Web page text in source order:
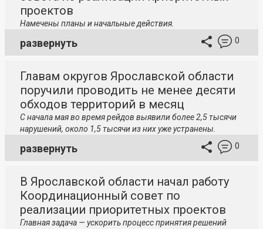
проектов
Намечены планы и начальные действия.
развернуть 0
Главам округов Ярославской области
поручили проводить не менее десяти
обходов территорий в месяц
С начала мая во время рейдов выявили более 2,5 тысячи
нарушений, около 1,5 тысячи из них уже устранены.
развернуть 0
В Ярославской области начал работу
Координационный совет по
реализации приоритетных проектов
Главная задача — ускорить процесс принятия решений